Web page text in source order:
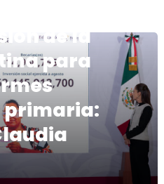
de la
para
primaria: